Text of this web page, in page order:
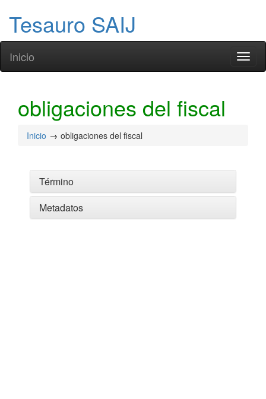
Tesauro SAIJ
Inicio
obligaciones del fiscal
Inicio obligaciones del fiscal
Término
Metadatos